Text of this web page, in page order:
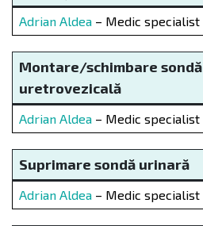
Adrian Aldea – Medic specialist
Montare/schimbare sondă
uretrovezicală
Adrian Aldea – Medic specialist
Suprimare sondă urinară
Adrian Aldea – Medic specialist